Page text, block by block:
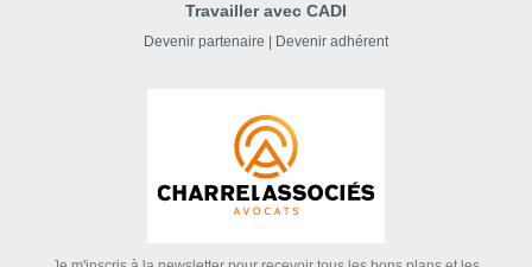
Travailler avec CADI
Devenir partenaire Devenir adhérent